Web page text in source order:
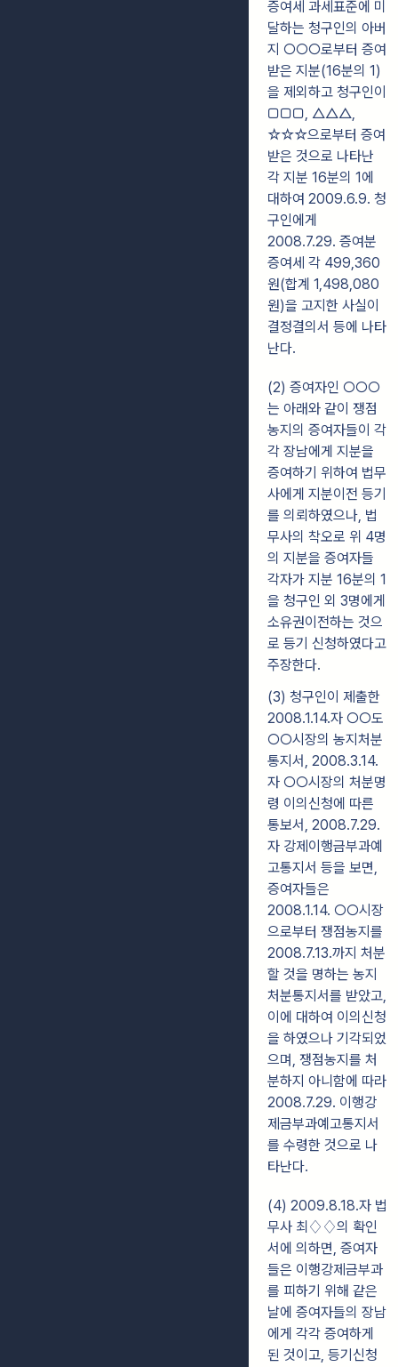
증여세 과세표준에 미
달하는 청구인의 아버
지 ○○○로부터 증여
받은 지분(16분의 1)
을 제외하고 청구인이
□□□, △△△,
☆☆☆으로부터 증여
받은 것으로 나타난
각 지분 16분의 1에
대하여 2009.6.9. 청
구인에게
2008.7.29. 증여분
증여세 각 499,360
원(합계 1,498,080
원)을 고지한 사실이
결정결의서 등에 나타
난다.
(2) 증여자인 ○○○
는 아래와 같이 쟁점
농지의 증여자들이 각
각 장남에게 지분을
증여하기 위하여 법무
사에게 지분이전 등기
를 의뢰하였으나, 법
무사의 착오로 위 4명
의 지분을 증여자들
각자가 지분 16분의 1
을 청구인 외 3명에게
소유권이전하는 것으
로 등기 신청하였다고
주장한다.
(3) 청구인이 제출한
2008.1.14.자 ○○도
○○시장의 농지처분
통지서, 2008.3.14.
자 ○○시장의 처분명
령 이의신청에 따른
통보서, 2008.7.29.
자 강제이행금부과예
고통지서 등을 보면,
증여자들은
2008.1.14. ○○시장
으로부터 쟁점농지를
2008.7.13.까지 처분
할 것을 명하는 농지
처분통지서를 받았고,
이에 대하여 이의신청
을 하였으나 기각되었
으며, 쟁점농지를 처
분하지 아니함에 따라
2008.7.29. 이행강
제금부과예고통지서
를 수령한 것으로 나
타난다.
(4) 2009.8.18.자 법
무사 최♢♢의 확인
서에 의하면, 증여자
들은 이행강제금부과
를 피하기 위해 같은
날에 증여자들의 장남
에게 각각 증여하게
된 것이고, 등기신청